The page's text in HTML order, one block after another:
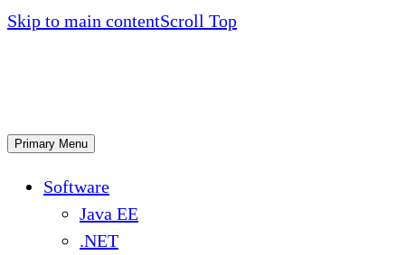
Skip to main contentScroll Top
Primary Menu
Software
Java EE
.NET